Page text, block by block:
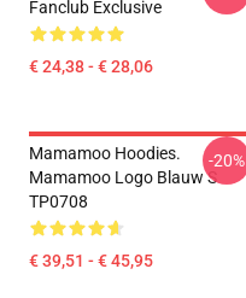
Fanclub Exclusive
€ 24,38 - € 28,06
Mamamoo Hoodies.
Mamamoo Logo Blauw S
TP0708
€ 39,51 - € 45,95
-20%